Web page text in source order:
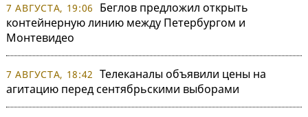
7 АВГУСТА, 19:06
Беглов предложил открыть
контейнерную линию между Петербургом и
Монтевидео
7 АВГУСТА, 18:42 Телеканалы объявили цены на
агитацию перед сентябрьскими выборами